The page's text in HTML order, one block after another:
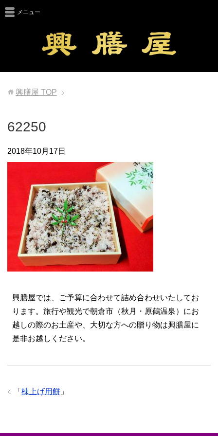
メニュー
興膳屋 TOP
62250
2018年10月17日
興膳屋では、ご予算に合わせて詰め合わせいたしてお
ります。旅行や観光で朝倉市（秋月・原鶴温泉）にお
越しの際のお土産や、大切な方への贈り物は興膳屋に
是非お越しください。
「 棟上げ用餅 」